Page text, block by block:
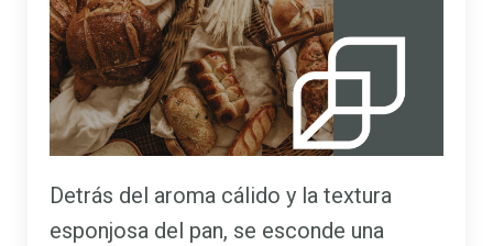
Detrás del aroma cálido y la textura
esponjosa del pan, se esconde una